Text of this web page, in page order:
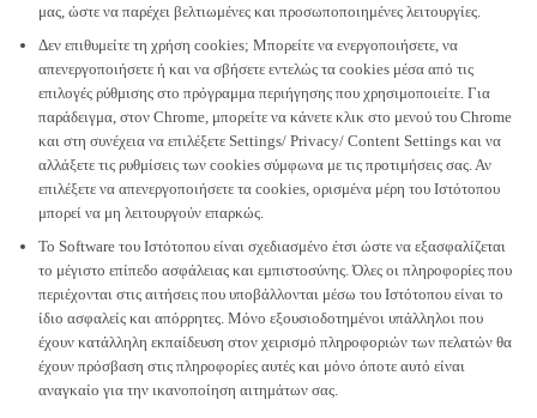
μας, ώστε να παρέχει βελτιωμένες και προσωποποιημένες λειτουργίες.
Δεν επιθυμείτε τη χρήση cookies; Μπορείτε να ενεργοποιήσετε, να
απενεργοποιήσετε ή και να σβήσετε εντελώς τα cookies μέσα από τις
επιλογές ρύθμισης στο πρόγραμμα περιήγησης που χρησιμοποιείτε. Για
παράδειγμα, στον Chrome, μπορείτε να κάνετε κλικ στο μενού του Chrome
και στη συνέχεια να επιλέξετε Settings/ Privacy/ Content Settings και να
αλλάξετε τις ρυθμίσεις των cookies σύμφωνα με τις προτιμήσεις σας. Αν
επιλέξετε να απενεργοποιήσετε τα cookies, ορισμένα μέρη του Ιστότοπου
μπορεί να μη λειτουργούν επαρκώς.
Το Software του Ιστότοπου είναι σχεδιασμένo έτσι ώστε να εξασφαλίζεται
το μέγιστο επίπεδο ασφάλειας και εμπιστοσύνης. Όλες οι πληροφορίες που
περιέχονται στις αιτήσεις που υποβάλλονται μέσω του Ιστότοπου είναι το
ίδιο ασφαλείς και απόρρητες. Μόνο εξουσιοδοτημένοι υπάλληλοι που
έχουν κατάλληλη εκπαίδευση στον χειρισμό πληροφοριών των πελατών θα
έχουν πρόσβαση στις πληροφορίες αυτές και μόνο όποτε αυτό είναι
αναγκαίο για την ικανοποίηση αιτημάτων σας.